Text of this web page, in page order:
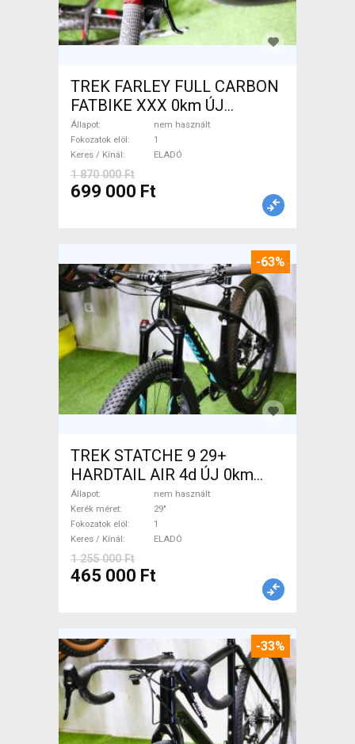
TREK FARLEY FULL CARBON
FATBIKE XXX 0km ÚJ
WAMPA CF Fatbike nem
használt ELADÓ
Állapot
nem használt
Fokozatok elöl
1
Keres / Kínál
ELADÓ
1 870 000 Ft
699 000 Ft
-63%
TREK STATCHE 9 29+
HARDTAIL AIR 4d ÚJ 0km
M/L Mountain Bike 29" elöl
teleszkópos nem használt
ELADÓ
Állapot
nem használt
Kerék méret
29"
Fokozatok elöl
1
Keres / Kínál
ELADÓ
1 255 000 Ft
465 000 Ft
-33%